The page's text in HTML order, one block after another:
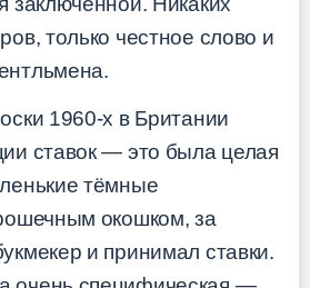
только честное слово и
1960-х в Британии
ставок — это была целая
тёмные
окошком, за
и принимал ставки.